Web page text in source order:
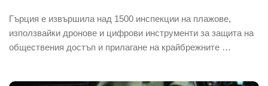
Гърция е извършила над 1500 инспекции на плажове,
използвайки дронове и цифрови инструменти за защита на
обществения достъп и прилагане на крайбрежните …